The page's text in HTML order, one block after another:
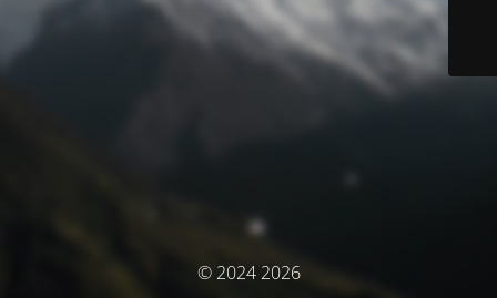
© 2024 2026